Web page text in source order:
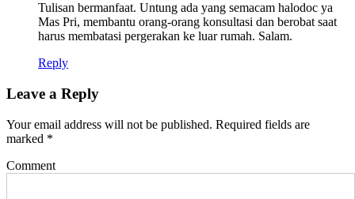
Tulisan bermanfaat. Untung ada yang semacam halodoc ya
Mas Pri, membantu orang-orang konsultasi dan berobat saat
harus membatasi pergerakan ke luar rumah. Salam.
Reply
Leave a Reply
Your email address will not be published. Required fields are
marked *
Comment